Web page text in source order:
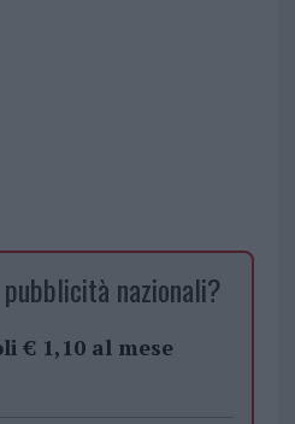
nazionali?
€ 1,10 al mese